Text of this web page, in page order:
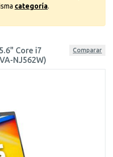
categoría.
Core i7
NJ562W)
Comparar